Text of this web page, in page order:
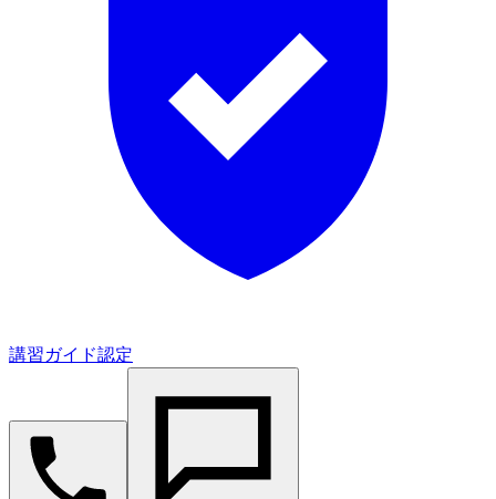
講習ガイド認定